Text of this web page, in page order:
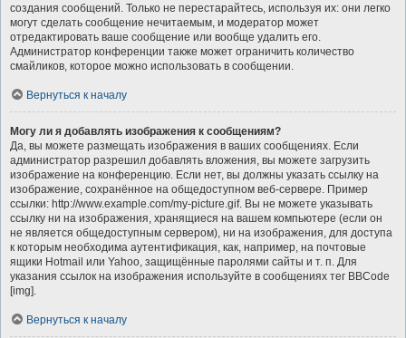
создания сообщений. Только не перестарайтесь, используя их: они легко
могут сделать сообщение нечитаемым, и модератор может
отредактировать ваше сообщение или вообще удалить его.
Администратор конференции также может ограничить количество
смайликов, которое можно использовать в сообщении.
Вернуться к началу
Могу ли я добавлять изображения к сообщениям?
Да, вы можете размещать изображения в ваших сообщениях. Если
администратор разрешил добавлять вложения, вы можете загрузить
изображение на конференцию. Если нет, вы должны указать ссылку на
изображение, сохранённое на общедоступном веб-сервере. Пример
ссылки: http://www.example.com/my-picture.gif. Вы не можете указывать
ссылку ни на изображения, хранящиеся на вашем компьютере (если он
не является общедоступным сервером), ни на изображения, для доступа
к которым необходима аутентификация, как, например, на почтовые
ящики Hotmail или Yahoo, защищённые паролями сайты и т. п. Для
указания ссылок на изображения используйте в сообщениях тег BBCode
[img].
Вернуться к началу